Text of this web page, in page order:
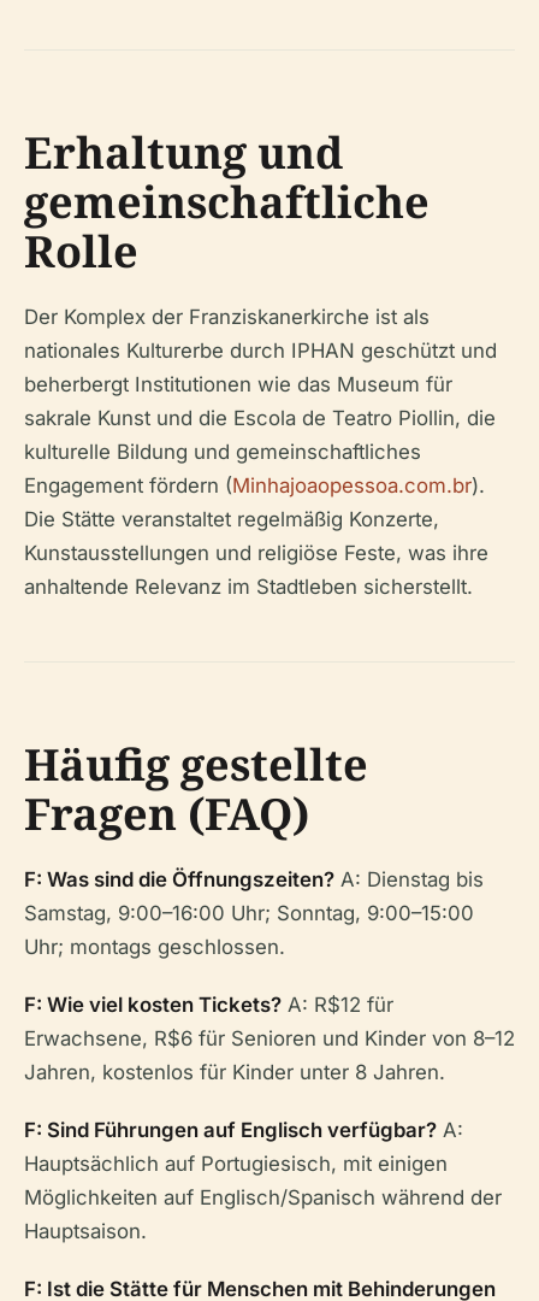
Erhaltung und
gemeinschaftliche
Rolle
Der Komplex der Franziskanerkirche ist als
nationales Kulturerbe durch IPHAN geschützt und
beherbergt Institutionen wie das Museum für
sakrale Kunst und die Escola de Teatro Piollin, die
kulturelle Bildung und gemeinschaftliches
Engagement fördern (Minhajoaopessoa.com.br).
Die Stätte veranstaltet regelmäßig Konzerte,
Kunstausstellungen und religiöse Feste, was ihre
anhaltende Relevanz im Stadtleben sicherstellt.
Häufig gestellte
Fragen (FAQ)
F: Was sind die Öffnungszeiten? A: Dienstag bis
Samstag, 9:00–16:00 Uhr; Sonntag, 9:00–15:00
Uhr; montags geschlossen.
F: Wie viel kosten Tickets? A: R$12 für
Erwachsene, R$6 für Senioren und Kinder von 8–12
Jahren, kostenlos für Kinder unter 8 Jahren.
F: Sind Führungen auf Englisch verfügbar? A:
Hauptsächlich auf Portugiesisch, mit einigen
Möglichkeiten auf Englisch/Spanisch während der
Hauptsaison.
F: Ist die Stätte für Menschen mit Behinderungen